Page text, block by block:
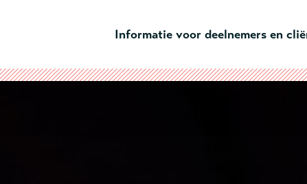
Informatie voor deelnemers en